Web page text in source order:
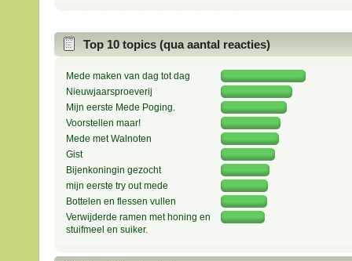
Top 10 topics (qua aantal reacties)
Mede maken van dag tot dag
Nieuwjaarsproeverij
Mijn eerste Mede Poging.
Voorstellen maar!
Mede met Walnoten
Gist
Bijenkoningin gezocht
mijn eerste try out mede
Bottelen en flessen vullen
Verwijderde ramen met honing en
stuifmeel en suiker.